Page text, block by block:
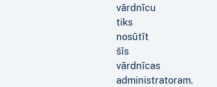
vārdnīcu
tiks
nosūtīt
šīs
vārdnīcas
administratoram.